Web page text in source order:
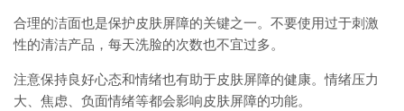
合理的洁面也是保护皮肤屏障的关键之一。不要使用过于刺激
性的清洁产品，每天洗脸的次数也不宜过多。
注意保持良好心态和情绪也有助于皮肤屏障的健康。情绪压力
大、焦虑、负面情绪等都会影响皮肤屏障的功能。